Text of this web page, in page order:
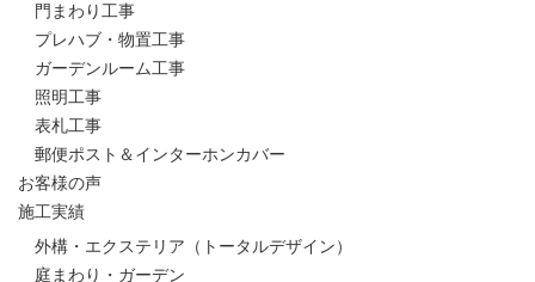
門まわり工事
プレハブ・物置工事
ガーデンルーム工事
照明工事
表札工事
郵便ポスト＆インターホンカバー
お客様の声
施工実績
外構・エクステリア（トータルデザイン）
庭まわり・ガーデン